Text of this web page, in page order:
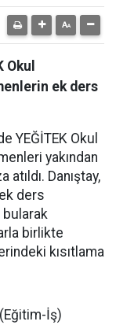
Okul
ek ders
YEĞİTEK Okul
yakından
Danıştay,
ders
bularak
birlikte
kısıtlama
İş)